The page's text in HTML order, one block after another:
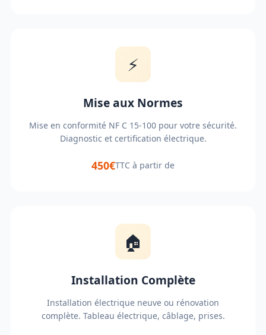
⚡
Mise aux Normes
Mise en conformité NF C 15-100 pour votre sécurité.
Diagnostic et certification électrique.
450€TTC à partir de
🏠
Installation Complète
Installation électrique neuve ou rénovation
complète. Tableau électrique, câblage, prises.